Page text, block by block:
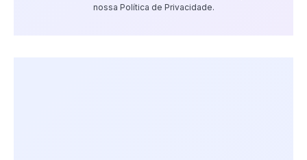
nossa Política de Privacidade.